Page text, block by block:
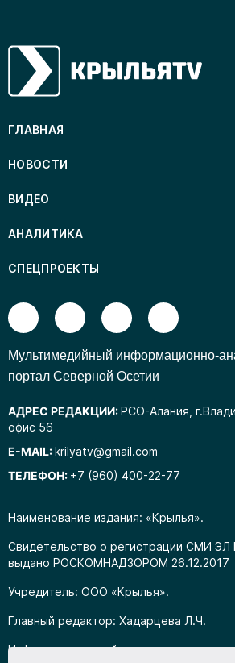
Наименование издания: «Крылья».
Свидетельство о регистрации СМИ
выдано РОСКОМНАДЗОРОМ 26.12.2017
Учредитель: ООО «Крылья».
Главный редактор: Хадарцева Л.Ч.
Информация на сайте предназначена
ГЛАВНАЯ
НОВОСТИ
ВИДЕО
АНАЛИТИКА
СПЕЦПРОЕКТЫ
Mультимедийный информационно-
портал Северной Осетии
АДРЕС РЕДАКЦИИ: РСО-Алания,
офис 56
E-MAIL: krilyatv@gmail.com
ТЕЛЕФОН: +7 (960) 400-22-77